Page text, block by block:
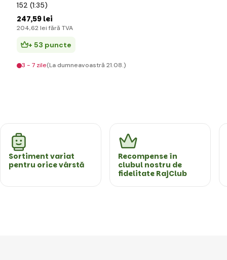
152 (1:35)
247,59 lei
204,62 lei fără TVA
+ 53 puncte
3 - 7 zile(La dumneavoastră 21.08.)
Sortiment variat
pentru orice vârstă
Recompense în
clubul nostru de
fidelitate RajClub